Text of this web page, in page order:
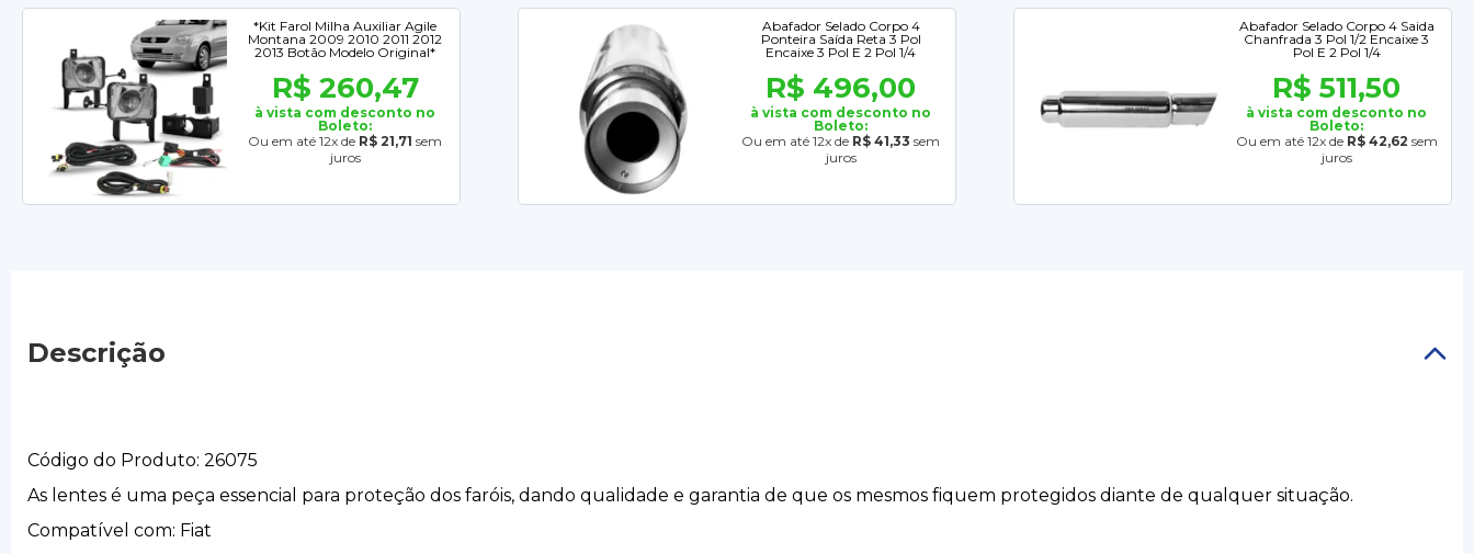
*Kit Farol Milha Auxiliar Agile
Montana 2009 2010 2011 2012
2013 Botão Modelo Original*
R$ 260,47
à vista com desconto no
Boleto:
Ou em até 12x de R$ 21,71 sem
juros
Abafador Selado Corpo 4
Ponteira Saída Reta 3 Pol
Encaixe 3 Pol E 2 Pol 1/4
R$ 496,00
à vista com desconto no
Boleto:
Ou em até 12x de R$ 41,33 sem
juros
Abafador Selado Corpo 4 Saida
Chanfrada 3 Pol 1/2 Encaixe 3
Pol E 2 Pol 1/4
R$ 511,50
à vista com desconto no
Boleto:
Ou em até 12x de R$ 42,62 sem
juros
Descrição
Código do Produto: 26075
As lentes é uma peça essencial para proteção dos faróis, dando qualidade e garantia de que os mesmos fiquem protegidos diante de qualquer situação.
Compatível com: Fiat